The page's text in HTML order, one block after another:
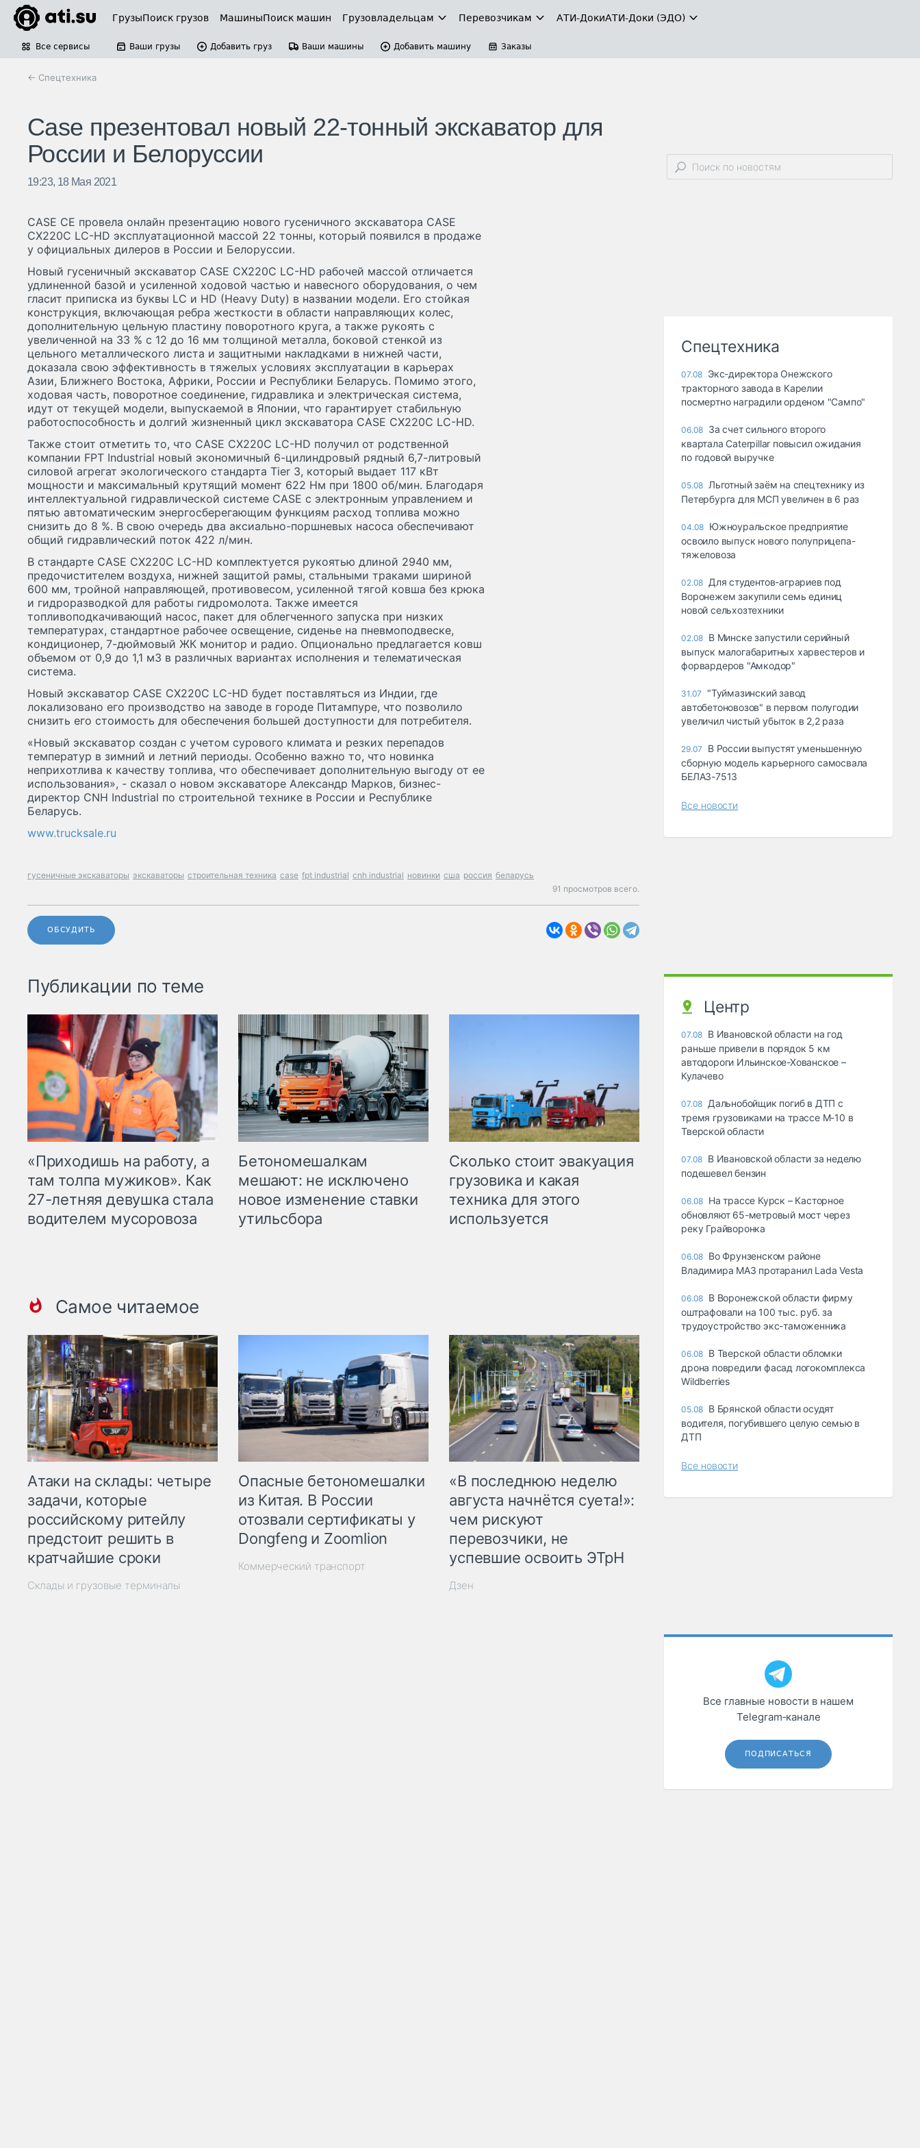
ГрузыПоиск грузов МашиныПоиск машин Грузовладельцам Перевозчикам АТИ-ДокиАТИ-Доки (ЭДО)
Все сервисы Ваши грузы Добавить груз Ваши машины Добавить машину Заказы
← Спецтехника
Case презентовал новый 22-тонный экскаватор для
России и Белоруссии
19:23, 18 Мая 2021
CASE CE провела онлайн презентацию нового гусеничного экскаватора CASE
СХ220С LC-HD эксплуатационной массой 22 тонны, который появился в продаже
у официальных дилеров в России и Белоруссии.
Новый гусеничный экскаватор CASE СХ220С LC-HD рабочей массой отличается
удлиненной базой и усиленной ходовой частью и навесного оборудования, о чем
гласит приписка из буквы LC и HD (Heavy Duty) в названии модели. Его стойкая
конструкция, включающая ребра жесткости в области направляющих колес,
дополнительную цельную пластину поворотного круга, а также рукоять с
увеличенной на 33 % с 12 до 16 мм толщиной металла, боковой стенкой из
цельного металлического листа и защитными накладками в нижней части,
доказала свою эффективность в тяжелых условиях эксплуатации в карьерах
Азии, Ближнего Востока, Африки, России и Республики Беларусь. Помимо этого,
ходовая часть, поворотное соединение, гидравлика и электрическая система,
идут от текущей модели, выпускаемой в Японии, что гарантирует стабильную
работоспособность и долгий жизненный цикл экскаватора CASE СХ220С LC-HD.
Также стоит отметить то, что CASE СХ220С LC-HD получил от родственной
компании FPT Industrial новый экономичный 6-цилиндровый рядный 6,7-литровый
силовой агрегат экологического стандарта Tier 3, который выдает 117 кВт
мощности и максимальный крутящий момент 622 Нм при 1800 об/мин. Благодаря
интеллектуальной гидравлической системе CASE с электронным управлением и
пятью автоматическим энергосберегающим функциям расход топлива можно
снизить до 8 %. В свою очередь два аксиально-поршневых насоса обеспечивают
общий гидравлический поток 422 л/мин.
В стандарте CASE CX220C LC-HD комплектуется рукоятью длиной 2940 мм,
предочистителем воздуха, нижней защитой рамы, стальными траками шириной
600 мм, тройной направляющей, противовесом, усиленной тягой ковша без крюка
и гидроразводкой для работы гидромолота. Также имеется
топливоподкачивающий насос, пакет для облегченного запуска при низких
температурах, стандартное рабочее освещение, сиденье на пневмоподвеске,
кондиционер, 7-дюймовый ЖК монитор и радио. Опционально предлагается ковш
объемом от 0,9 до 1,1 м3 в различных вариантах исполнения и телематическая
система.
Новый экскаватор CASE СХ220С LC-HD будет поставляться из Индии, где
локализовано его производство на заводе в городе Питампуре, что позволило
снизить его стоимость для обеспечения большей доступности для потребителя.
«Новый экскаватор создан с учетом сурового климата и резких перепадов
температур в зимний и летний периоды. Особенно важно то, что новинка
неприхотлива к качеству топлива, что обеспечивает дополнительную выгоду от ее
использования», - сказал о новом экскаваторе Александр Марков, бизнес-
директор CNH Industrial по строительной технике в России и Республике
Беларусь.
www.trucksale.ru
гусеничные экскаваторы экскаваторы строительная техника case fpt industrial cnh industrial новинки сша россия беларусь
91 просмотров всего.
ОБСУДИТЬ
Публикации по теме
«Приходишь на работу, а
там толпа мужиков». Как
27-летняя девушка стала
водителем мусоровоза
Бетономешалкам
мешают: не исключено
новое изменение ставки
утильсбора
Сколько стоит эвакуация
грузовика и какая
техника для этого
используется
Самое читаемое
Атаки на склады: четыре
задачи, которые
российскому ритейлу
предстоит решить в
кратчайшие сроки
Склады и грузовые терминалы
Опасные бетономешалки
из Китая. В России
отозвали сертификаты у
Dongfeng и Zoomlion
Коммерческий транспорт
«В последнюю неделю
августа начнётся суета!»:
чем рискуют
перевозчики, не
успевшие освоить ЭТрН
Дзен
Спецтехника
07.08 Экс-директора Онежского
тракторного завода в Карелии
посмертно наградили орденом "Сампо"
06.08 За счет сильного второго
квартала Caterpillar повысил ожидания
по годовой выручке
05.08 Льготный заём на спецтехнику из
Петербурга для МСП увеличен в 6 раз
04.08 Южноуральское предприятие
освоило выпуск нового полуприцепа-
тяжеловоза
02.08 Для студентов-аграриев под
Воронежем закупили семь единиц
новой сельхозтехники
02.08 В Минске запустили серийный
выпуск малогабаритных харвестеров и
форвардеров "Амкодор"
31.07
"Туймазинский завод
автобетоновозов" в первом полугодии
увеличил чистый убыток в 2,2 раза
29.07
В России выпустят уменьшенную
сборную модель карьерного самосвала
БЕЛАЗ-7513
Все новости
Центр
07.08 В Ивановской области на год
раньше привели в порядок 5 км
автодороги Ильинское-Хованское –
Кулачево
07.08 Дальнобойщик погиб в ДТП с
тремя грузовиками на трассе М-10 в
Тверской области
07.08 В Ивановской области за неделю
подешевел бензин
06.08 На трассе Курск – Касторное
обновляют 65-метровый мост через
реку Грайворонка
06.08 Во Фрунзенском районе
Владимира МАЗ протаранил Lada Vesta
06.08 В Воронежской области фирму
оштрафовали на 100 тыс. руб. за
трудоустройство экс-таможенника
06.08 В Тверской области обломки
дрона повредили фасад логокомплекса
Wildberries
05.08 В Брянской области осудят
водителя, погубившего целую семью в
ДТП
Все новости
Все главные новости в нашем
Telegram‑канале
ПОДПИСАТЬСЯ